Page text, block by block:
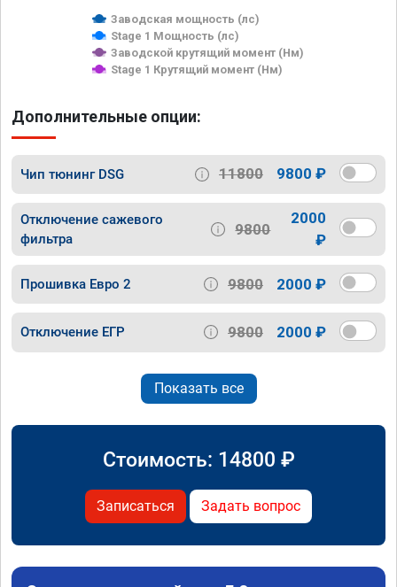
Заводская мощность (лс)
Stage 1 Мощность (лс)
Заводской крутящий момент (Нм)
Stage 1 Крутящий момент (Нм)
Дополнительные опции:
Чип тюнинг DSG 11800 9800 ₽
Отключение сажевого
фильтра
9800
2000
₽
Прошивка Евро 2 9800 2000 ₽
Отключение ЕГР 9800 2000 ₽
Показать все
Стоимость: 14800 ₽
Записаться Задать вопрос